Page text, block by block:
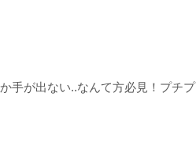
手が出ない..なんて方必見！プチプ